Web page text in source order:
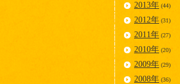
2013年 (44)
2012年 (31)
2011年 (27)
2010年 (20)
2009年 (29)
2008年 (36)